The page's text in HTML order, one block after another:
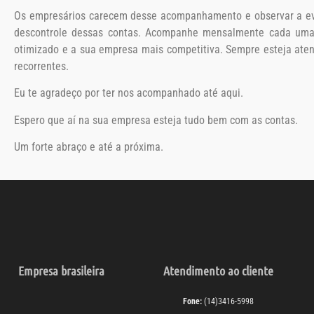
Os empresários carecem desse acompanhamento e observar
descontrole dessas contas. Acompanhe mensalmente cada
otimizado e a sua empresa mais competitiva. Sempre esteja
recorrentes.
Eu te agradeço por ter nos acompanhado até aqui.
Espero que aí na sua empresa esteja tudo bem com as contas.
Um forte abraço e até a próxima.
Empresa brasileira Atendimento ao cliente
Fone: (14)3416-5998